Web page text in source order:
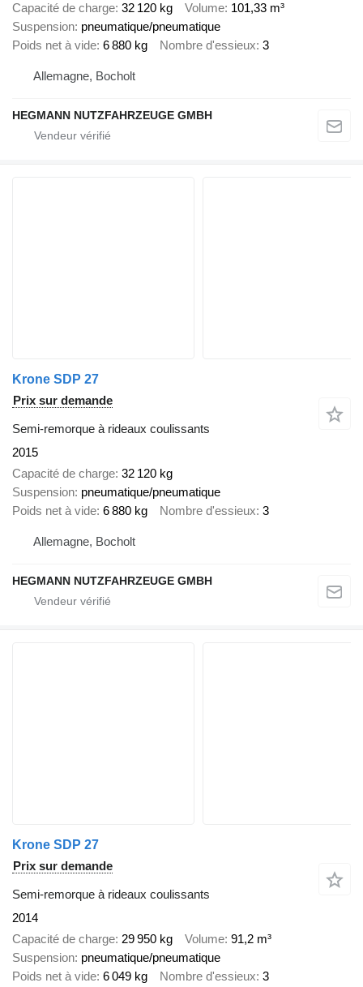
Capacité de charge 32 120 kg Volume 101,33 m³
Suspension pneumatique/pneumatique
Poids net à vide 6 880 kg Nombre d'essieux 3
Allemagne, Bocholt
HEGMANN NUTZFAHRZEUGE GMBH
Krone SDP 27
Prix sur demande
Semi-remorque à rideaux coulissants
2015
Capacité de charge 32 120 kg
Suspension pneumatique/pneumatique
Poids net à vide 6 880 kg Nombre d'essieux 3
Allemagne, Bocholt
HEGMANN NUTZFAHRZEUGE GMBH
Krone SDP 27
Prix sur demande
Semi-remorque à rideaux coulissants
2014
Capacité de charge 29 950 kg Volume 91,2 m³
Suspension pneumatique/pneumatique
Poids net à vide 6 049 kg Nombre d'essieux 3